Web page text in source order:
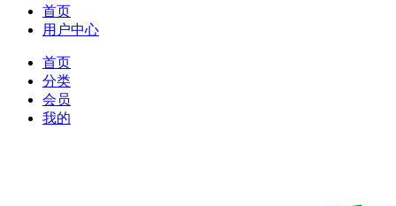
首页
用户中心
首页
分类
会员
我的